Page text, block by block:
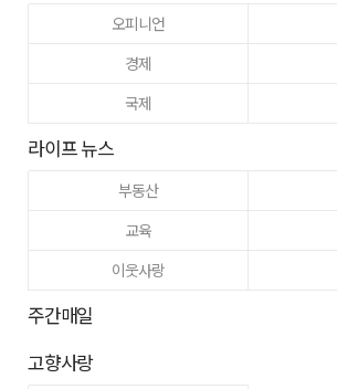
오피니언
경제
국제
라이프 뉴스
부동산
교육
이웃사랑
주간매일
고향사랑